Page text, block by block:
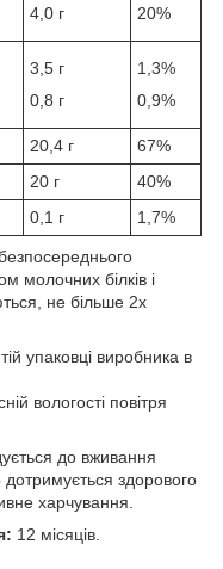
4,0 г
20%
3,5 г
0,8 г
1,3%
0,9%
20,4 г
67%
20 г
40%
0,1 г 1,7%
молочних білків і
не більше 2х
упаковці виробника в
вологості повітря
до вживання
здорового
харчування.
12 місяців.